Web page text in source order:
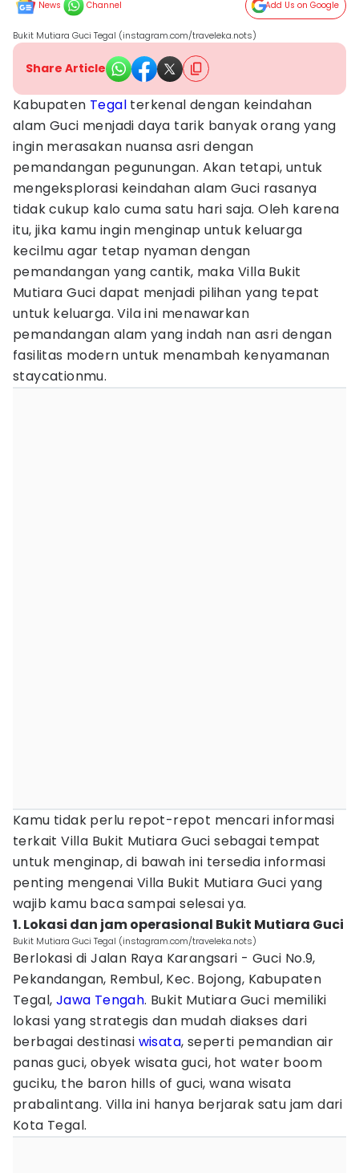
News Channel Add Us on Google
Bukit Mutiara Guci Tegal (instagram.com/traveleka.nots)
Share Article
Kabupaten Tegal terkenal dengan keindahan
alam Guci menjadi daya tarik banyak orang yang
ingin merasakan nuansa asri dengan
pemandangan pegunungan. Akan tetapi, untuk
mengeksplorasi keindahan alam Guci rasanya
tidak cukup kalo cuma satu hari saja. Oleh karena
itu, jika kamu ingin menginap untuk keluarga
kecilmu agar tetap nyaman dengan
pemandangan yang cantik, maka Villa Bukit
Mutiara Guci dapat menjadi pilihan yang tepat
untuk keluarga. Vila ini menawarkan
pemandangan alam yang indah nan asri dengan
fasilitas modern untuk menambah kenyamanan
staycationmu.
Kamu tidak perlu repot-repot mencari informasi
terkait Villa Bukit Mutiara Guci sebagai tempat
untuk menginap, di bawah ini tersedia informasi
penting mengenai Villa Bukit Mutiara Guci yang
wajib kamu baca sampai selesai ya.
1. Lokasi dan jam operasional Bukit Mutiara Guci
Bukit Mutiara Guci Tegal (instagram.com/traveleka.nots)
Berlokasi di Jalan Raya Karangsari - Guci No.9,
Pekandangan, Rembul, Kec. Bojong, Kabupaten
Tegal, Jawa Tengah. Bukit Mutiara Guci memiliki
lokasi yang strategis dan mudah diakses dari
berbagai destinasi wisata, seperti pemandian air
panas guci, obyek wisata guci, hot water boom
guciku, the baron hills of guci, wana wisata
prabalintang. Villa ini hanya berjarak satu jam dari
Kota Tegal.